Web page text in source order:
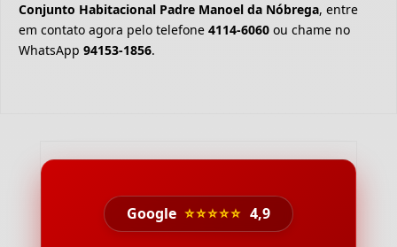
Conjunto Habitacional Padre Manoel da Nóbrega, entre
em contato agora pelo telefone 4114-6060 ou chame no
WhatsApp 94153-1856.
Google ⭐⭐⭐⭐⭐ 4,9